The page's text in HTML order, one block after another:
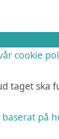
cookie
taget ska
på